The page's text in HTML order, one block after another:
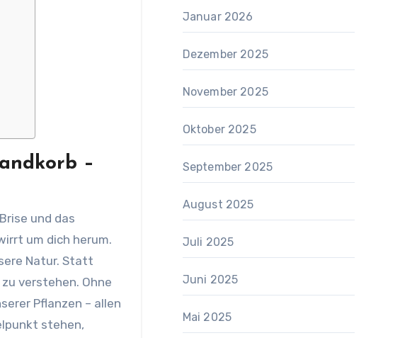
–
um dich herum.
Natur. Statt
verstehen. Ohne
Pflanzen – allen
stehen,
Januar 2026
Dezember 2025
November 2025
Oktober 2025
September 2025
August 2025
Juli 2025
Juni 2025
Mai 2025